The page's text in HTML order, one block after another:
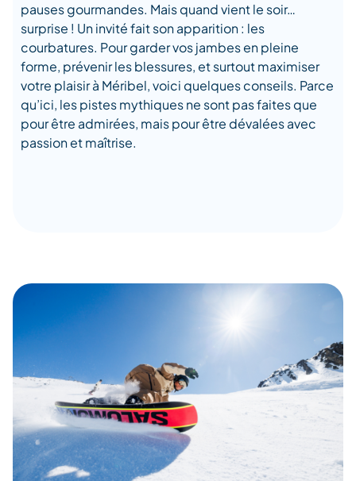
pauses gourmandes. Mais quand vient le soir…
surprise ! Un invité fait son apparition : les
courbatures. Pour garder vos jambes en pleine
forme, prévenir les blessures, et surtout maximiser
votre plaisir à Méribel, voici quelques conseils. Parce
qu’ici, les pistes mythiques ne sont pas faites que
pour être admirées, mais pour être dévalées avec
passion et maîtrise.